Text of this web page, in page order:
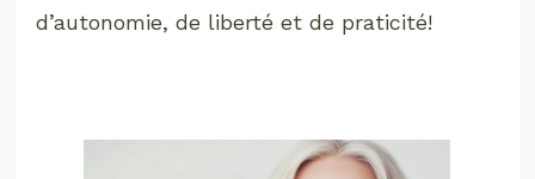
d’autonomie, de liberté et de praticité!